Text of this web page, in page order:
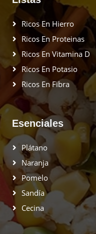
Ricos En Hierro
Ricos En Proteinas
Ricos En Vitamina D
Ricos En Potasio
Ricos En Fibra
Esenciales
Plátano
Naranja
Pomelo
Sandía
Cecina